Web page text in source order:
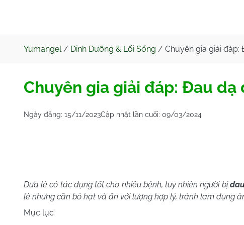
Yumangel/ Dinh Dưỡng & Lối Sống / Chuyên gia giải
Chuyên gia giải đáp: Đau
Ngày đăng: 15/11/2023Cập nhật lần cuối: 09/03/2024
Dưa lê có tác dụng tốt cho nhiều bệnh, tuy nhiên người bị
lê nhưng cần bỏ hạt và ăn với lượng hợp lý, tránh lạm dụng
Mục lục